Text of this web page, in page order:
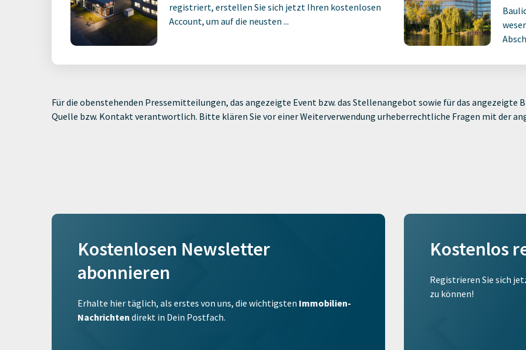
registriert, erstellen Sie sich jetzt Ihren kostenlosen
Account, um auf die neusten ...
Für die obenstehenden Pressemitteilungen, das angezeigte Event bzw. das Stellenangebot sowie für das angezeigte
Quelle bzw. Kontakt verantwortlich. Bitte klären Sie vor einer Weiterverwendung urheberrechtliche Fragen mit der
Kostenlosen Newsletter
abonnieren
Erhalte hier täglich, als erstes von uns, die wichtigsten Immobilien-
Nachrichten direkt in Dein Postfach.
Kostenlos
Registrieren Sie sich
zu können!